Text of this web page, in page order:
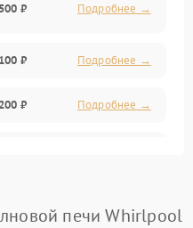
₽ Подробнее →
₽ Подробнее →
₽ Подробнее →
Подробнее →
печи Whirlpool